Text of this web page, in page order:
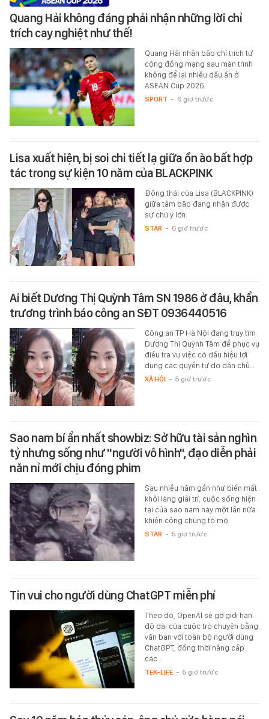
Quang Hải không đáng phải nhận những lời chỉ
trích cay nghiệt như thế!
Quang Hải nhận bão chỉ trích từ
cộng đồng mạng sau màn trình
không để lại nhiều dấu ấn ở
ASEAN Cup 2026.
SPORT - 6 giờ trước
Lisa xuất hiện, bị soi chi tiết lạ giữa ồn ào bất hợp
tác trong sự kiện 10 năm của BLACKPINK
Động thái của Lisa (BLACKPINK)
giữa tâm bão đang nhận được
sự chú ý lớn.
STAR - 6 giờ trước
Ai biết Dương Thị Quỳnh Tâm SN 1986 ở đâu, khẩn
trương trình báo công an SĐT 0936440516
Công an TP Hà Nội đang truy tìm
Dương Thị Quỳnh Tâm để phục vụ
điều tra vụ việc có dấu hiệu lợi
dụng các quyền tự do dân chủ…
XÃ HỘI - 5 giờ trước
Sao nam bí ẩn nhất showbiz: Sở hữu tài sản nghìn
tỷ nhưng sống như "người vô hình", đạo diễn phải
năn nỉ mới chịu đóng phim
Sau nhiều năm gần như biến mất
khỏi làng giải trí, cuộc sống hiện
tại của sao nam này một lần nữa
khiến công chúng tò mò.
STAR - 5 giờ trước
Tin vui cho người dùng ChatGPT miễn phí
Theo đó, OpenAI sẽ gỡ giới hạn
độ dài của cuộc trò chuyện bằng
văn bản với toàn bộ người dùng
ChatGPT, đồng thời nâng cấp
các…
TEK-LIFE - 5 giờ trước